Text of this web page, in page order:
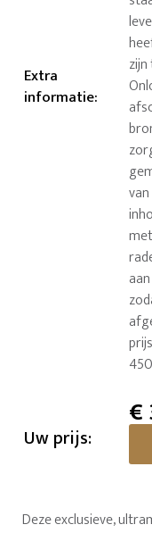
Extra
informatie:
450
Uw prijs:
€
Deze exclusieve,